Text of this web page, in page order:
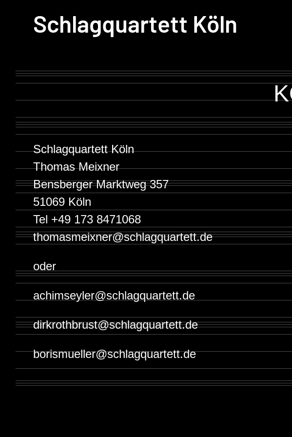
Schlagquartett Köln
Schlagquartett Köln
Thomas Meixner
Bensberger Marktweg 357
51069 Köln
Tel +49 173 8471068
thomasmeixner@schlagquartett.de
oder
achimseyler@schlagquartett.de
dirkrothbrust@schlagquartett.de
borismueller@schlagquartett.de